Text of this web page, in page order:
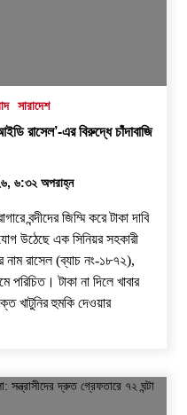
সারাদেশ
রাসেল’-এর বিরুদ্ধে চাঁদাবাজি
৬:৩২ অপরাহ্ন
বন্দীদের জিম্মি করে টাকা দাবি
উঠেছে এক সিনিয়র সহকারী
নাম রাসেল (ব্যাচ নং-১৮৭২),
পরিচিত। টাকা না দিলে খাবার
খাটুনির হুমকি দেওয়ার